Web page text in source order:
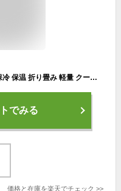
クーラーボックス ソフト 20L 4層断熱 保冷 保温 折り畳み 軽量 クーラーバッグ 折りたたみ ソフトクーラーボックス アウトドア キャンプ 防災 アウトドアクーラーボックス キャンプクーラーボックス 折りたたみクーラーボックス クーラーボックスソフト クーラーボックス20
でみる
価格と在庫を楽天でチェック >>